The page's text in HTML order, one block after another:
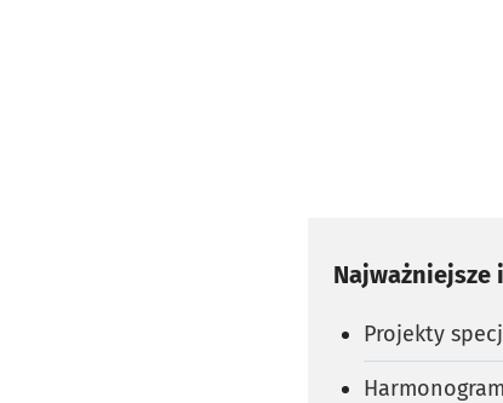
Najważniejsze
Projekty